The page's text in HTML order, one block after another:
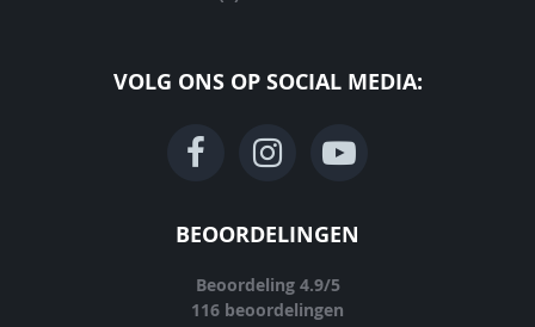
VOLG ONS OP SOCIAL MEDIA:
BEOORDELINGEN
Beoordeling 4.9/5
116 beoordelingen